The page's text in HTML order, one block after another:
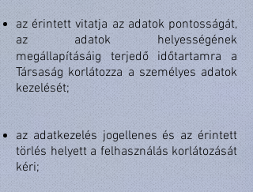
az érintett vitatja az adatok pontosságát,
az adatok helyességének
megállapításáig terjedő időtartamra a
Társaság korlátozza a személyes adatok
kezelését;
az adatkezelés jogellenes és az érintett
törlés helyett a felhasználás korlátozását
kéri;